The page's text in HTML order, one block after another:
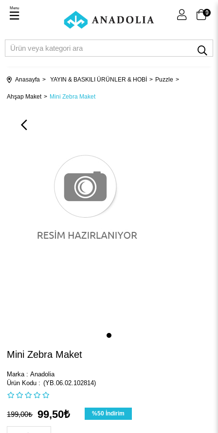
0
Menu
Anasayfa YAYIN & BASKILI ÜRÜNLER & HOBİ Puzzle
Ahşap Maket Mini Zebra Maket
Mini Zebra Maket
Marka : Anadolia
(YB.06.02.102814)
199,00₺ 99,50₺ %50 İndirim